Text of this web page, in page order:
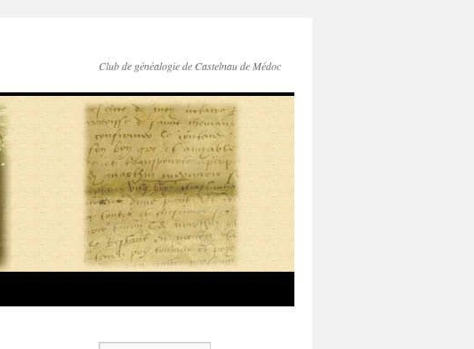
Club de généalogie de Castelnau de Médoc